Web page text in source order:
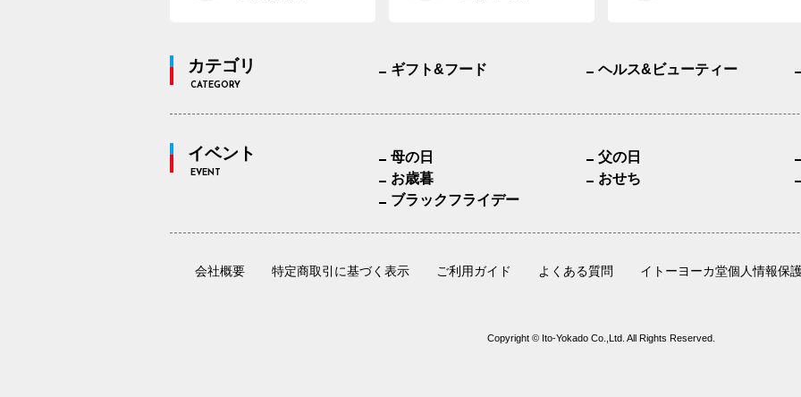
カテゴリ
CATEGORY
ギフト&フード ヘルス&ビューティー
イベント
EVENT
母の日 父の日
お歳暮
おせち
ブラックフライデー
会社概要 特定商取引に基づく表示 ご利用ガイド よくある質問 イトーヨーカ堂個人情報保
Copyright © Ito-Yokado Co.,Ltd. All Rights Reserved.